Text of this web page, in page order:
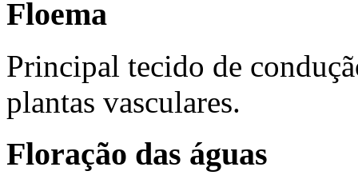
Floema
Principal tecido de
plantas vasculares.
Floração das águas